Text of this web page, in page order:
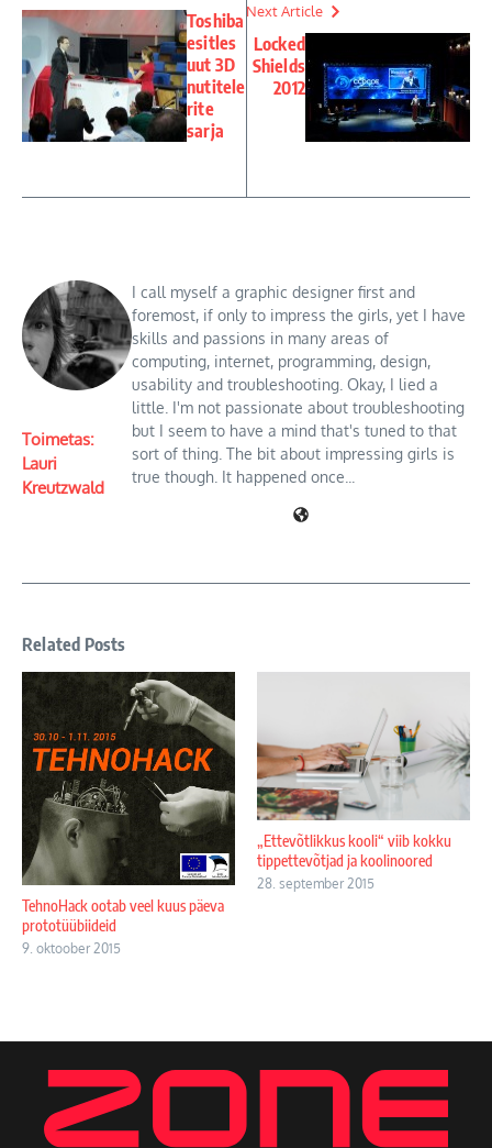
Toshiba
esitles
uut 3D
nutitele
rite
sarja
Next Article
Locked
Shields
2012
Toimetas:
Lauri
Kreutzwald
I call myself a graphic designer first and
foremost, if only to impress the girls, yet I have
skills and passions in many areas of
computing, internet, programming, design,
usability and troubleshooting. Okay, I lied a
little. I'm not passionate about troubleshooting
but I seem to have a mind that's tuned to that
sort of thing. The bit about impressing girls is
true though. It happened once...
Related Posts
TehnoHack ootab veel kuus päeva
prototüübiideid
9. oktoober 2015
„Ettevõtlikkus kooli“ viib kokku
tippettevõtjad ja koolinoored
28. september 2015